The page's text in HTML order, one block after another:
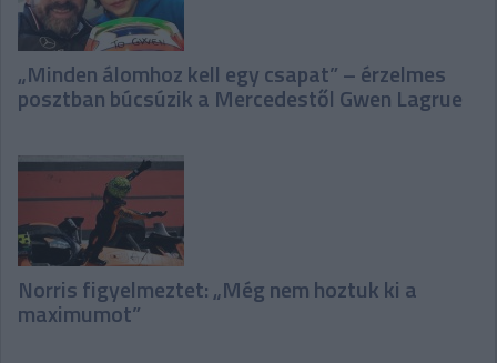
„Minden álomhoz kell egy csapat” – érzelmes
posztban búcsúzik a Mercedestől Gwen Lagrue
Norris figyelmeztet: „Még nem hoztuk ki a
maximumot”